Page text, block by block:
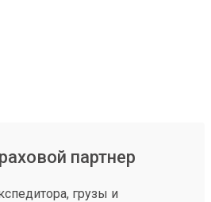
партнер
грузы и